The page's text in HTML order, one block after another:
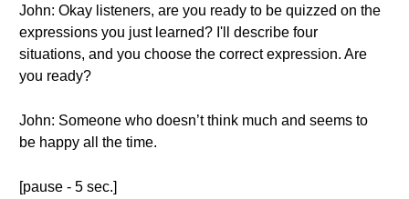
John: Okay listeners, are you ready to be quizzed on the
expressions you just learned? I'll describe four
situations, and you choose the correct expression. Are
you ready?
John: Someone who doesn’t think much and seems to
be happy all the time.
[pause - 5 sec.]